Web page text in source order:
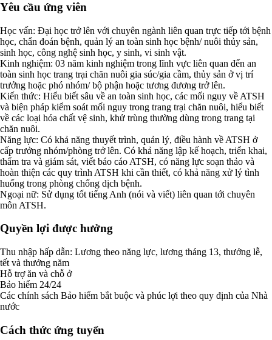
Yêu cầu ứng viên
Học vấn: Đại học trở lên với chuyên ngành liên quan trực tiếp tới bệnh
học, chẩn đoán bệnh, quản lý an toàn sinh học bệnh/ nuôi thủy sản,
sinh học, công nghệ sinh học, y sinh, vi sinh vật.
Kinh nghiệm: 03 năm kinh nghiệm trong lĩnh vực liên quan đến an
toàn sinh học trang trại chăn nuôi gia súc/gia cầm, thủy sản ở vị trí
trưởng hoặc phó nhóm/ bộ phận hoặc tương đương trở lên.
Kiến thức: Hiểu biết sâu về an toàn sinh học, các mối nguy về ATSH
và biện pháp kiểm soát mối nguy trong trang trại chăn nuôi, hiểu biết
về các loại hóa chất vệ sinh, khử trùng thường dùng trong trang tại
chăn nuôi.
Năng lực: Có khả năng thuyết trình, quản lý, điều hành về ATSH ở
cấp trưởng nhóm/phòng trở lên. Có khả năng lập kế hoạch, triển khai,
thẩm tra và giám sát, viết báo cáo ATSH, có năng lực soạn thảo và
hoàn thiện các quy trình ATSH khi cần thiết, có khả năng xử lý tình
huống trong phòng chống dịch bệnh.
Ngoại nữ: Sử dụng tốt tiếng Anh (nói và viết) liên quan tới chuyên
môn ATSH.
Quyền lợi được hưởng
Thu nhập hấp dẫn: Lương theo năng lực, lương tháng 13, thưởng lễ,
tết và thưởng năm
Hỗ trợ ăn và chỗ ở
Bảo hiểm 24/24
Các chính sách Bảo hiểm bắt buộc và phúc lợi theo quy định của Nhà
nước
Cách thức ứng tuyển